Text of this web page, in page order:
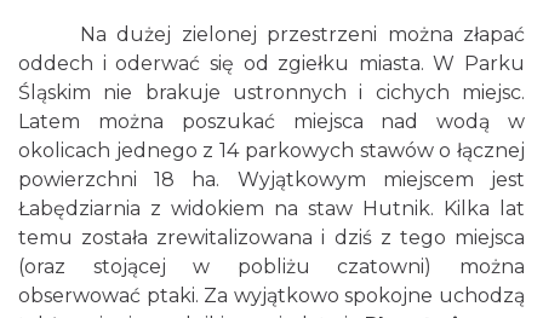
Na dużej zielonej przestrzeni można złapać
oddech i oderwać się od zgiełku miasta. W Parku
Śląskim nie brakuje ustronnych i cichych miejsc.
Latem można poszukać miejsca nad wodą w
okolicach jednego z 14 parkowych stawów o łącznej
powierzchni 18 ha. Wyjątkowym miejscem jest
Łabędziarnia z widokiem na staw Hutnik. Kilka lat
temu została zrewitalizowana i dziś z tego miejsca
(oraz stojącej w pobliżu czatowni) można
obserwować ptaki. Za wyjątkowo spokojne uchodzą